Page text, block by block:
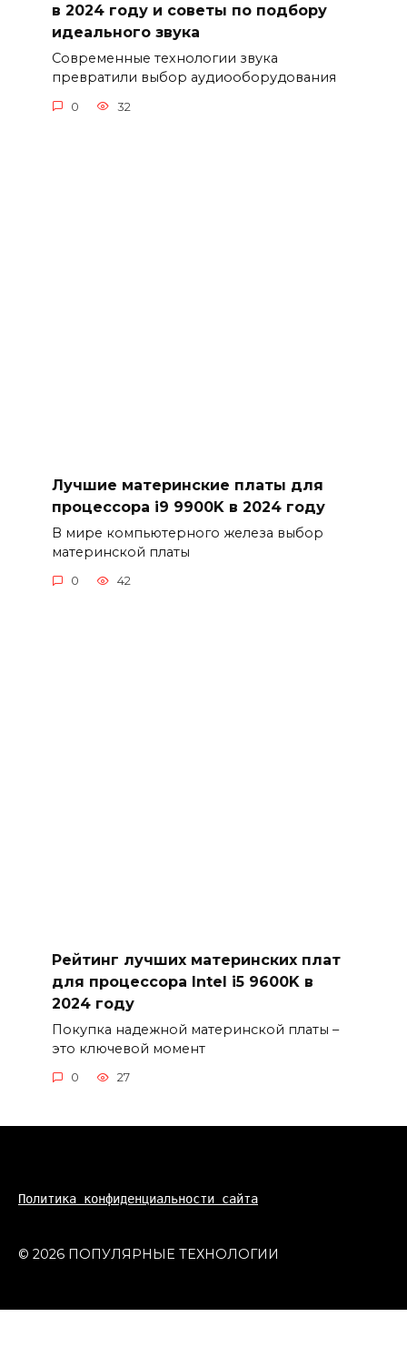
в 2024 году и советы по подбору
идеального звука
Современные технологии звука
превратили выбор аудиооборудования
0 32
Лучшие материнские платы для
процессора i9 9900K в 2024 году
В мире компьютерного железа выбор
материнской платы
0 42
Рейтинг лучших материнских плат
для процессора Intel i5 9600K в
2024 году
Покупка надежной материнской платы –
это ключевой момент
0 27
Политика конфиденциальности сайта
© 2026 ПОПУЛЯРНЫЕ ТЕХНОЛОГИИ